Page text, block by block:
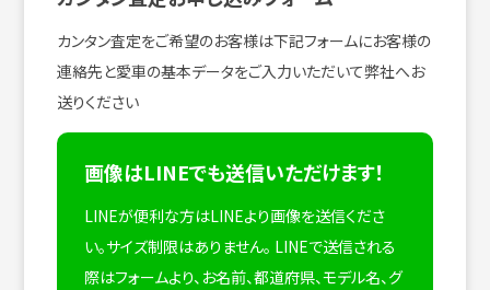
カンタン査定をご希望のお客様は下記フォームにお客様の
連絡先と愛車の基本データをご入力いただいて弊社へお
送りください
画像はLINEでも送信いただけます！
LINEが便利な方はLINEより画像を送信くださ
い。サイズ制限はありません。 LINEで送信される
際はフォームより、お名前、都道府県、モデル名、グ